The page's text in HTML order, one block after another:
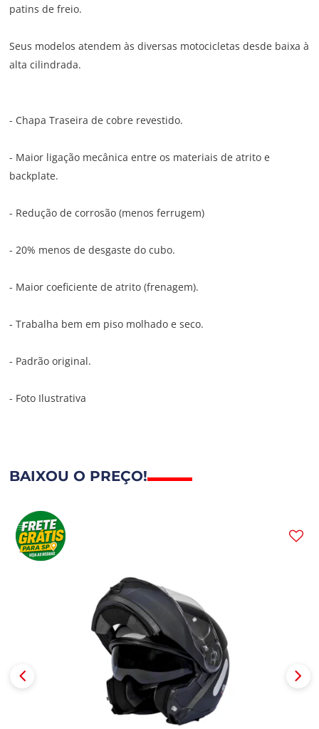
patins de freio.
Seus modelos atendem às diversas motocicletas desde baixa à
alta cilindrada.
- Chapa Traseira de cobre revestido.
- Maior ligação mecânica entre os materiais de atrito e
backplate.
- Redução de corrosão (menos ferrugem)
- 20% menos de desgaste do cubo.
- Maior coeficiente de atrito (frenagem).
- Trabalha bem em piso molhado e seco.
- Padrão original.
- Foto Ilustrativa
BAIXOU O PREÇO!